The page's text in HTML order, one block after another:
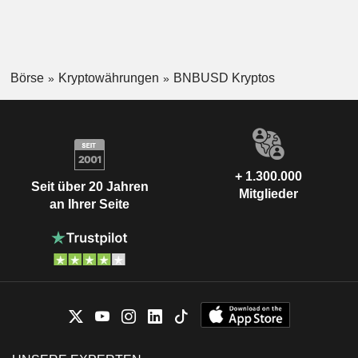
Börse Kryptowährungen BNBUSD Kryptos
Seit über 20 Jahren
an Ihrer Seite
+ 1.300.000
Mitglieder